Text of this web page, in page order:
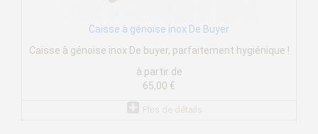
Caisse à génoise inox De Buyer
Caisse à génoise inox De buyer, parfaitement hygiénique !
à partir de
65,00 €